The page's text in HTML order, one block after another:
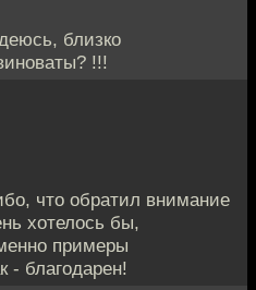
близко
!!!
что обратил внимание
хотелось бы,
примеры
- благодарен!